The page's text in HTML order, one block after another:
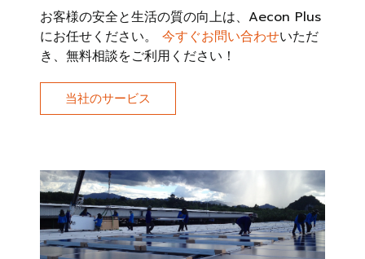
お客様の安全と生活の質の向上は、Aecon Plus
にお任せください。 今すぐお問い合わせいただ
き、無料相談をご利用ください！
当社のサービス